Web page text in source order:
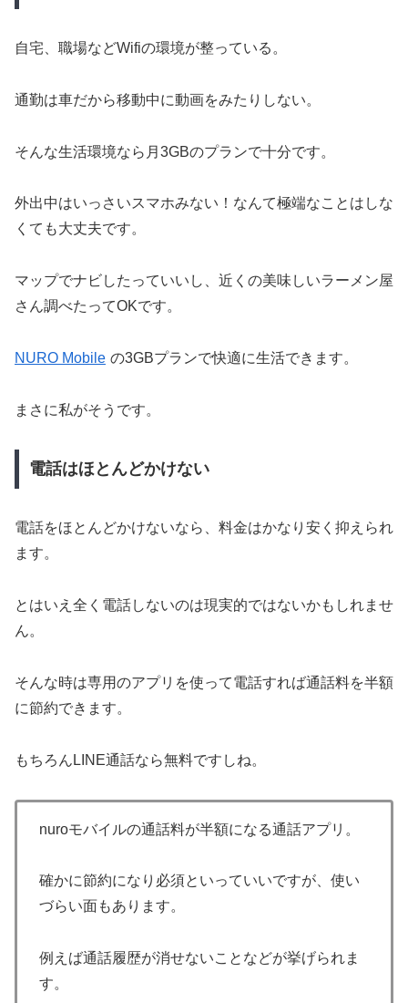
自宅、職場などWifiの環境が整っている。
通勤は車だから移動中に動画をみたりしない。
そんな生活環境なら月3GBのプランで十分です。
外出中はいっさいスマホみない！なんて極端なことはしな
くても大丈夫です。
マップでナビしたっていいし、近くの美味しいラーメン屋
さん調べたってOKです。
NURO Mobile の3GBプランで快適に生活できます。
まさに私がそうです。
電話はほとんどかけない
電話をほとんどかけないなら、料金はかなり安く抑えられ
ます。
とはいえ全く電話しないのは現実的ではないかもしれませ
ん。
そんな時は専用のアプリを使って電話すれば通話料を半額
に節約できます。
もちろんLINE通話なら無料ですしね。
nuroモバイルの通話料が半額になる通話アプリ。
確かに節約になり必須といっていいですが、使い
づらい面もあります。
例えば通話履歴が消せないことなどが挙げられま
す。